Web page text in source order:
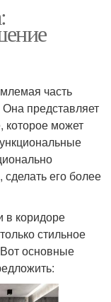
часть
представляет
которое может
сделать его более
в коридоре
стильное
основные